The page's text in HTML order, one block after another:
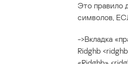
Это правило
символов,
->Вкладка
Ridghb <ridghb